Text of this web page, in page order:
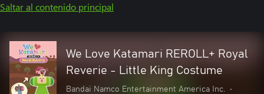
Saltar al contenido principal
We Love Katamari REROLL+ Royal
Reverie - Little King Costume
Bandai Namco Entertainment America Inc.
•